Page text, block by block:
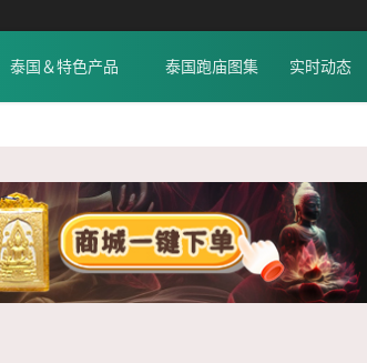
泰国＆特色产品 泰国跑庙图集 实时动态